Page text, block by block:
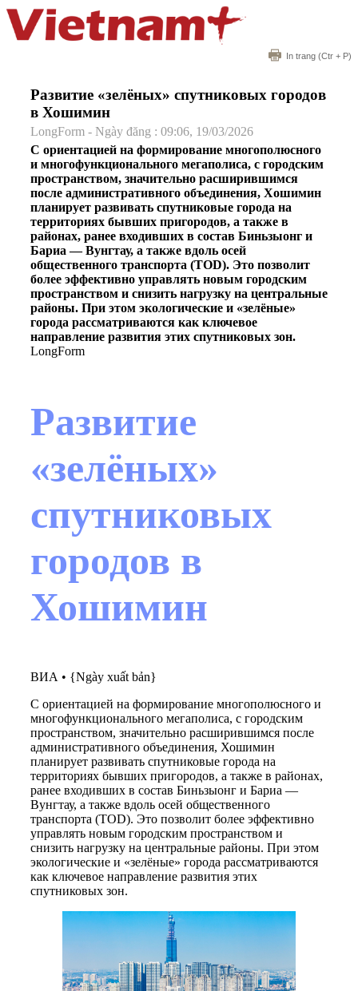
In trang (Ctr + P)
Развитие «зелёных» спутниковых городов
в Хошимин
LongForm - Ngày đăng : 09:06, 19/03/2026
С ориентацией на формирование многополюсного
и многофункционального мегаполиса, с городским
пространством, значительно расширившимся
после административного объединения, Хошимин
планирует развивать спутниковые города на
территориях бывших пригородов, а также в
районах, ранее входивших в состав Биньзыонг и
Бариа — Вунгтау, а также вдоль осей
общественного транспорта (TOD). Это позволит
более эффективно управлять новым городским
пространством и снизить нагрузку на центральные
районы. При этом экологические и «зелёные»
города рассматриваются как ключевое
направление развития этих спутниковых зон.
LongForm
Развитие
«зелёных»
спутниковых
городов в
Хошимин
ВИА • {Ngày xuất bản}
С ориентацией на формирование многополюсного и
многофункционального мегаполиса, с городским
пространством, значительно расширившимся после
административного объединения, Хошимин
планирует развивать спутниковые города на
территориях бывших пригородов, а также в районах,
ранее входивших в состав Биньзыонг и Бариа —
Вунгтау, а также вдоль осей общественного
транспорта (TOD). Это позволит более эффективно
управлять новым городским пространством и
снизить нагрузку на центральные районы. При этом
экологические и «зелёные» города рассматриваются
как ключевое направление развития этих
спутниковых зон.